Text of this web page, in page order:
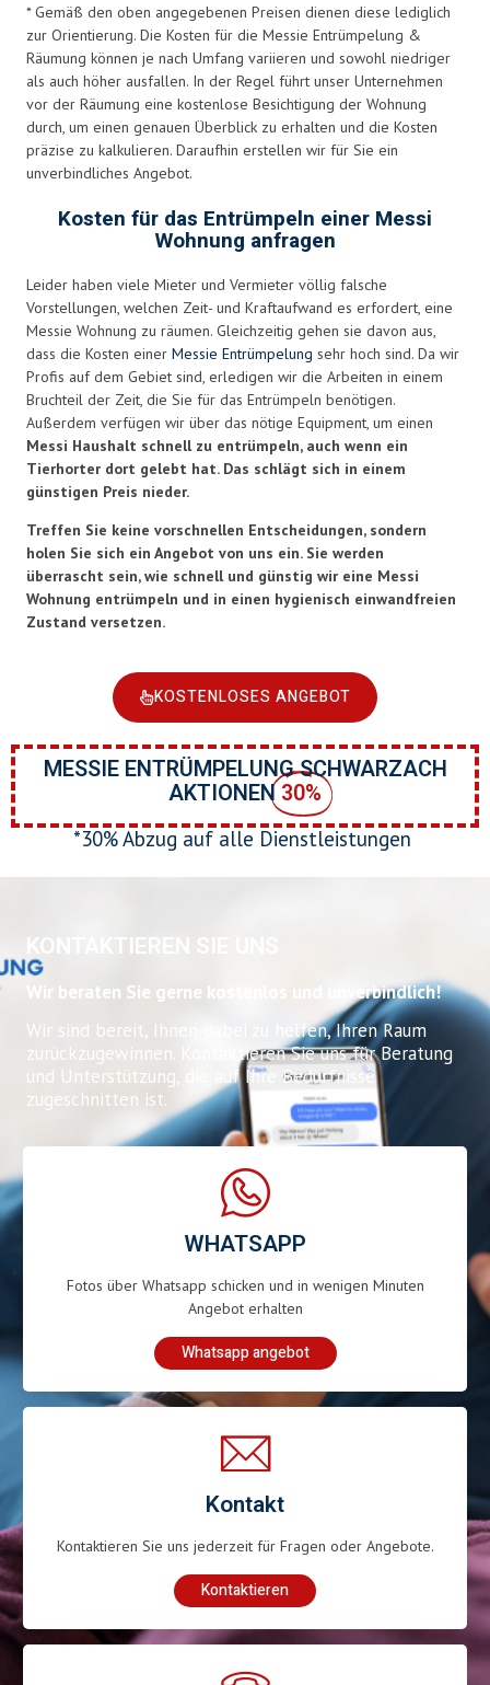
* Gemäß den oben angegebenen Preisen dienen diese lediglich
zur Orientierung. Die Kosten für die Messie Entrümpelung &
Räumung können je nach Umfang variieren und sowohl niedriger
als auch höher ausfallen. In der Regel führt unser Unternehmen
vor der Räumung eine kostenlose Besichtigung der Wohnung
durch, um einen genauen Überblick zu erhalten und die Kosten
präzise zu kalkulieren. Daraufhin erstellen wir für Sie ein
unverbindliches Angebot.
Kosten für das Entrümpeln einer Messi
Wohnung anfragen
Leider haben viele Mieter und Vermieter völlig falsche
Vorstellungen, welchen Zeit- und Kraftaufwand es erfordert, eine
Messie Wohnung zu räumen. Gleichzeitig gehen sie davon aus,
dass die Kosten einer Messie Entrümpelung sehr hoch sind. Da wir
Profis auf dem Gebiet sind, erledigen wir die Arbeiten in einem
Bruchteil der Zeit, die Sie für das Entrümpeln benötigen.
Außerdem verfügen wir über das nötige Equipment, um einen
Messi Haushalt schnell zu entrümpeln, auch wenn ein
Tierhorter dort gelebt hat. Das schlägt sich in einem
günstigen Preis nieder.
Treffen Sie keine vorschnellen Entscheidungen, sondern
holen Sie sich ein Angebot von uns ein. Sie werden
überrascht sein, wie schnell und günstig wir eine Messi
Wohnung entrümpeln und in einen hygienisch einwandfreien
Zustand versetzen.
KOSTENLOSES ANGEBOT
MESSIE ENTRÜMPELUNG SCHWARZACH
AKTIONEN30%
*30% Abzug auf alle Dienstleistungen
KONTAKTIEREN SIE UNS
Wir beraten Sie gerne kostenlos und unverbindlich!
Wir sind bereit, Ihnen dabei zu helfen, Ihren Raum
zurückzugewinnen. Kontaktieren Sie uns für Beratung
und Unterstützung, die auf Ihre Bedürfnisse
zugeschnitten ist.
WHATSAPP
Fotos über Whatsapp schicken und in wenigen Minuten
Angebot erhalten
Whatsapp angebot
Kontakt
Kontaktieren Sie uns jederzeit für Fragen oder Angebote.
Kontaktieren